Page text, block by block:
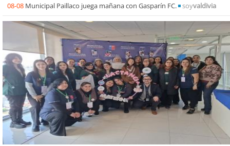
08-08 Municipal Paillaco juega mañana con Gasparín FC. soyvaldivia